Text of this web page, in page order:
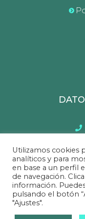
Lunes a
Sofá&Sofá
Utilizamos cookies
analíticos y para
en base a un perfil
de navegación.
información.
pulsando el botón
"Ajustes".